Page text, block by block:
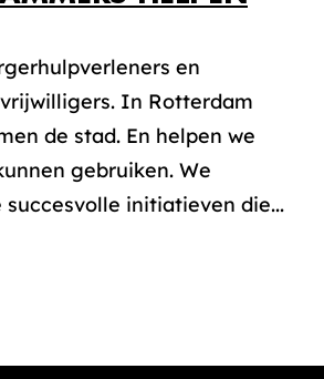
en
In Rotterdam
de stad. En helpen we
gebruiken. We
initiatieven die...